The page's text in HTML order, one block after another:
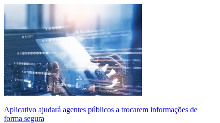
Aplicativo ajudará agentes públicos a trocarem informações de
forma segura